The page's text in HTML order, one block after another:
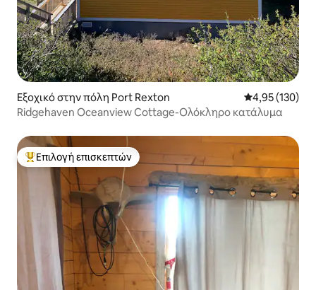
Εξοχικό στην πόλη Port Rexton Μέση
4,95 (130)
Ridgehaven Oceanview Cottage-Ολόκληρο κατάλυμα
Κορυφαία επιλογή επισκεπτών
Επιλογή επισκεπτών